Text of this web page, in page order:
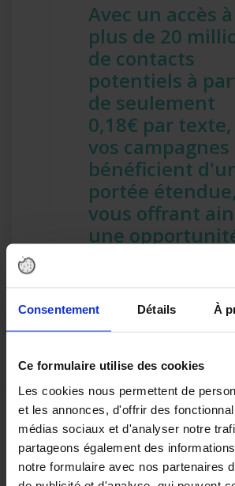
Consentement Détails À
Ce formulaire utilise des cookies
Les cookies nous permettent de
et les annonces, d'offrir des
médias sociaux et d'analyser notre
partageons également des
notre formulaire avec nos partenaires
Avec un accès à
plus de 20
de contacts
potentiels à
de seulement
0,18€ par texte,
vos campagnes
bénéficient
portée étendue,
vous offrant
une
large public.
Ces